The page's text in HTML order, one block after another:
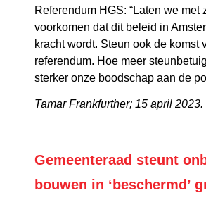
Referendum HGS: “Laten we met
voorkomen dat dit beleid in
kracht wordt. Steun ook de komst
referendum. Hoe meer
sterker onze boodschap aan de
Tamar Frankfurther; 15 april 2023.
Gemeenteraad steunt
bouwen in ‘beschermd’